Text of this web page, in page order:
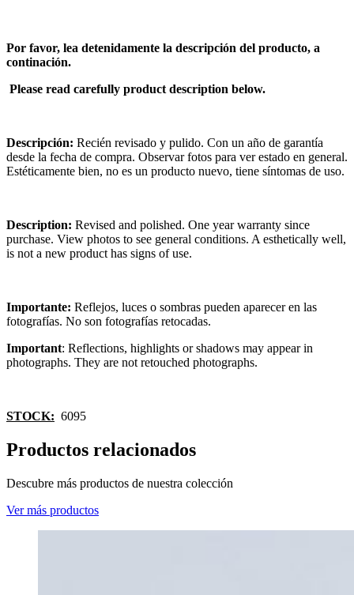
Por favor, lea detenidamente la descripción del producto, a
continación.
Please read carefully product description below.
Descripción: Recién revisado y pulido. Con un año de garantía
desde la fecha de compra. Observar fotos para ver estado en general.
Estéticamente bien, no es un producto nuevo, tiene síntomas de uso.
Description: Revised and polished. One year warranty since
purchase. View photos to see general conditions. A esthetically well,
is not a new product has signs of use.
Importante: Reflejos, luces o sombras pueden aparecer en las
fotografías. No son fotografías retocadas.
Important: Reflections, highlights or shadows may appear in
photographs. They are not retouched photographs.
STOCK: 6095
Productos relacionados
Descubre más productos de nuestra colección
Ver más productos